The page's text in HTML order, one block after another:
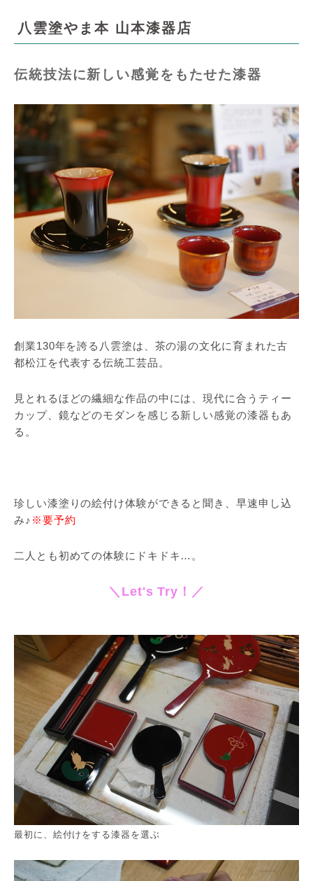
八雲塗やま本 山本漆器店
伝統技法に新しい感覚をもたせた漆器
創業130年を誇る八雲塗は、茶の湯の文化に育まれた古
都松江を代表する伝統工芸品。
見とれるほどの繊細な作品の中には、現代に合うティー
カップ、鏡などのモダンを感じる新しい感覚の漆器もあ
る。
珍しい漆塗りの絵付け体験ができると聞き、早速申し込
み♪ ※要予約
二人とも初めての体験にドキドキ…。
＼Let's Try！／
最初に、絵付けをする漆器を選ぶ